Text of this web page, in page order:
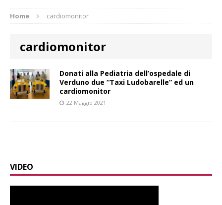
Home cardiomonitor
cardiomonitor
Donati alla Pediatria dell’ospedale di
Verduno due “Taxi Ludobarelle” ed un
cardiomonitor
22 Maggio 2021
VIDEO